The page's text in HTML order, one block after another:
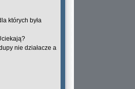
których była
nie działacze a